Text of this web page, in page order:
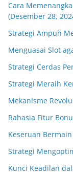
Cara
(Desember 28,
Strategi Ampuh
Menguasai Slot
Strategi Cerdas
Strategi Meraih
Mekanisme
Rahasia Fitur
Keseruan
Strategi
Kunci Keadilan